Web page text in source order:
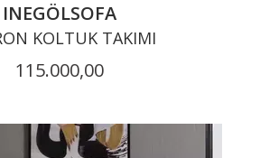
INEGÖLSOFA
KOLTUK TAKIMI
115.000,00